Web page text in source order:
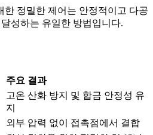
한 정밀한 제어는 안정적이고 다공
성하는 유일한 방법입니다.
주요 결과
고온 산화 방지 및 합금 안정성 유
지
외부 압력 없이 접촉점에서 결합